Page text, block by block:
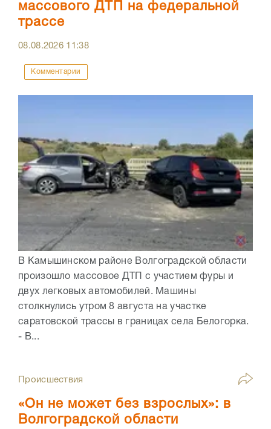
массового ДТП на федеральной
трассе
08.08.2026 11:38
Комментарии
В Камышинском районе Волгоградской области
произошло массовое ДТП с участием фуры и
двух легковых автомобилей. Машины
столкнулись утром 8 августа на участке
саратовской трассы в границах села Белогорка.
- В...
Происшествия
«Он не может без взрослых»: в
Волгоградской области